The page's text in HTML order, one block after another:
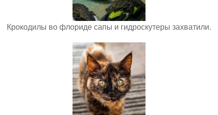
Крокодилы во флориде сапы и гидроскутеры захватили.